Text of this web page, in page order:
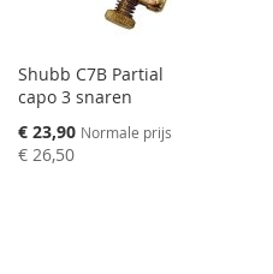
Shubb C7B Partial
capo 3 snaren
Speciale
prijs
€ 23,90 Normale prijs
€ 26,50